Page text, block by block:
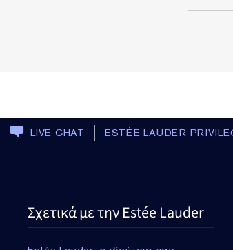
LIVE CHAT ESTÉE LAUDER
Σχετικά με την Estée Lauder